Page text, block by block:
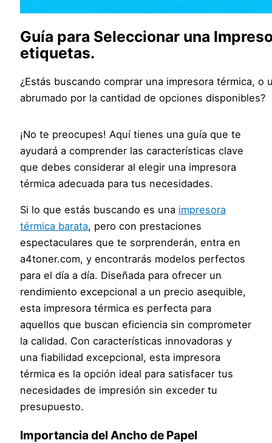
Guía para Seleccionar una
etiquetas.
¿Estás buscando comprar una impresora térmica,
abrumado por la cantidad de opciones disponibles?
¡No te preocupes! Aquí tienes una guía que te
ayudará a comprender las características clave
que debes considerar al elegir una impresora
térmica adecuada para tus necesidades.
Si lo que estás buscando es una impresora
térmica barata, pero con prestaciones
espectaculares que te sorprenderán, entra en
a4toner.com, y encontrarás modelos perfectos
para el día a día. Diseñada para ofrecer un
rendimiento excepcional a un precio asequible,
esta impresora térmica es perfecta para
aquellos que buscan eficiencia sin comprometer
la calidad. Con características innovadoras y
una fiabilidad excepcional, esta impresora
térmica es la opción ideal para satisfacer tus
necesidades de impresión sin exceder tu
presupuesto.
Importancia del Ancho de Papel